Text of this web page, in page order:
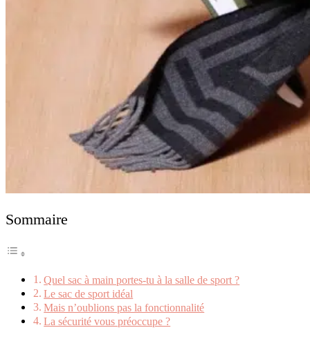
Sommaire
Quel sac à main portes-tu à la salle de sport ?
Le sac de sport idéal
Mais n’oublions pas la fonctionnalité
La sécurité vous préoccupe ?